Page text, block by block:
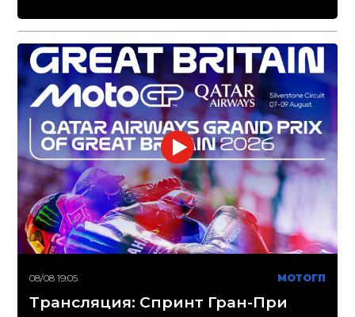
08/08 19:05 МОТОГП
Трансляция: Спринт Гран-При